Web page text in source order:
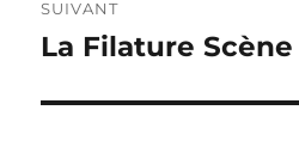
SUIVANT
Publication
La Filature